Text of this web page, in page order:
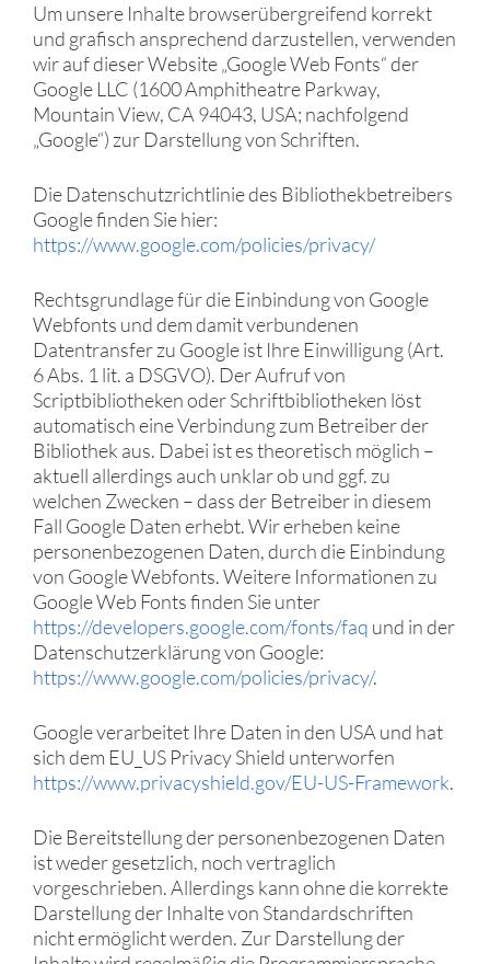
Um unsere Inhalte browserübergreifend korrekt
und grafisch ansprechend darzustellen, verwenden
wir auf dieser Website „Google Web Fonts“ der
Google LLC (1600 Amphitheatre Parkway,
Mountain View, CA 94043, USA; nachfolgend
„Google“) zur Darstellung von Schriften.
Die Datenschutzrichtlinie des Bibliothekbetreibers
Google finden Sie hier:
https://www.google.com/policies/privacy/
Rechtsgrundlage für die Einbindung von Google
Webfonts und dem damit verbundenen
Datentransfer zu Google ist Ihre Einwilligung (Art.
6 Abs. 1 lit. a DSGVO). Der Aufruf von
Scriptbibliotheken oder Schriftbibliotheken löst
automatisch eine Verbindung zum Betreiber der
Bibliothek aus. Dabei ist es theoretisch möglich –
aktuell allerdings auch unklar ob und ggf. zu
welchen Zwecken – dass der Betreiber in diesem
Fall Google Daten erhebt. Wir erheben keine
personenbezogenen Daten, durch die Einbindung
von Google Webfonts. Weitere Informationen zu
Google Web Fonts finden Sie unter
https://developers.google.com/fonts/faq und in der
Datenschutzerklärung von Google:
https://www.google.com/policies/privacy/.
Google verarbeitet Ihre Daten in den USA und hat
sich dem EU_US Privacy Shield unterworfen
https://www.privacyshield.gov/EU-US-Framework.
Die Bereitstellung der personenbezogenen Daten
ist weder gesetzlich, noch vertraglich
vorgeschrieben. Allerdings kann ohne die korrekte
Darstellung der Inhalte von Standardschriften
nicht ermöglicht werden. Zur Darstellung der